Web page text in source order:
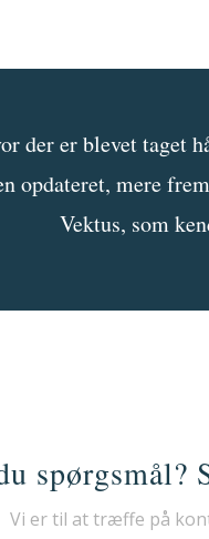
der er blevet taget
opdateret, mere
Vektus, som
spørgsmål?
Vi er til at træffe på